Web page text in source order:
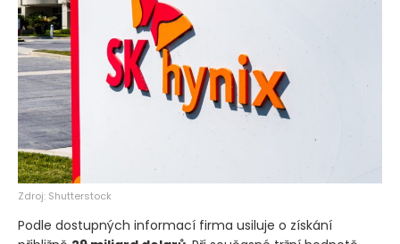
Zdroj: Shutterstock
Podle dostupných informací firma usiluje o získání